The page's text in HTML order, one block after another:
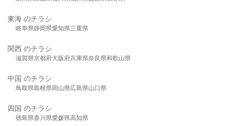
東海 のチラシ
岐阜県静岡県愛知県三重県
関西 のチラシ
滋賀県京都府大阪府兵庫県奈良県和歌山県
中国 のチラシ
鳥取県島根県岡山県広島県山口県
四国 のチラシ
徳島県香川県愛媛県高知県